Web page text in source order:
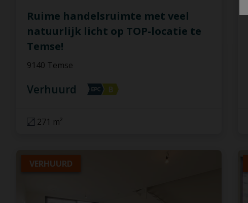
Ruime handelsruimte met veel
natuurlijk licht op TOP-locatie te
Temse!
9140 Temse
Verhuurd
271 m²
VERHUURD